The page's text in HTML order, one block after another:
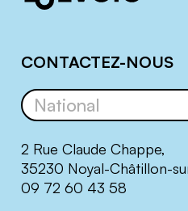
CONTACTEZ-NOUS
2 Rue Claude Chappe,
35230 Noyal-Châtillon-
09 72 60 43 58